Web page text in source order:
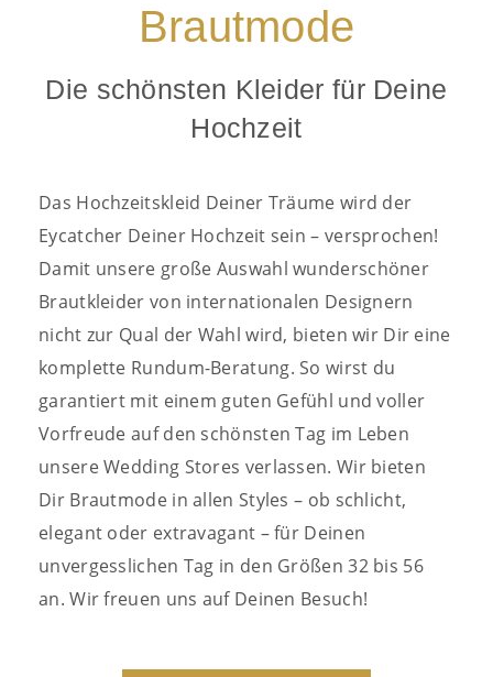
Brautmode
Die schönsten Kleider für Deine
Hochzeit
Das Hochzeitskleid Deiner Träume wird der
Eycatcher Deiner Hochzeit sein – versprochen!
Damit unsere große Auswahl wunderschöner
Brautkleider von internationalen Designern
nicht zur Qual der Wahl wird, bieten wir Dir eine
komplette Rundum-Beratung. So wirst du
garantiert mit einem guten Gefühl und voller
Vorfreude auf den schönsten Tag im Leben
unsere Wedding Stores verlassen. Wir bieten
Dir Brautmode in allen Styles – ob schlicht,
elegant oder extravagant – für Deinen
unvergesslichen Tag in den Größen 32 bis 56
an. Wir freuen uns auf Deinen Besuch!